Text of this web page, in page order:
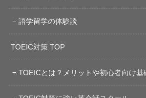
語学留学の体験談
TOEIC対策 TOP
TOEICとは？メリットや初心者向け基